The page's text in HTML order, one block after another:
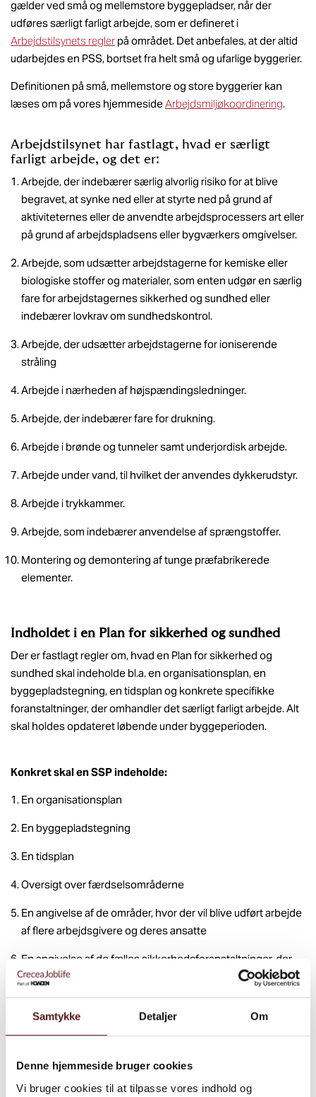
Samtykke Detaljer Om
Denne hjemmeside bruger cookies
Vi bruger cookies til at tilpasse vores indhold og
gælder ved små og mellemstore byggepladser, når der
udføres særligt farligt arbejde, som er defineret i
Arbejdstilsynets regler på området. Det anbefales, at der altid
udarbejdes en PSS, bortset fra helt små og ufarlige byggerier.
Definitionen på små, mellemstore og store byggerier kan
læses om på vores hjemmesideArbejdsmiljøkoordinering.
Arbejdstilsynet har fastlagt, hvad er særligt
farligt arbejde, og det er:
Arbejde, der indebærer særlig alvorlig risiko for at blive
begravet, at synke ned eller at styrte ned på grund af
aktiviteternes eller de anvendte arbejdsprocessers art eller
på grund af arbejdspladsens eller bygværkers omgivelser.
Arbejde, som udsætter arbejdstagerne for kemiske eller
biologiske stoffer og materialer, som enten udgør en særlig
fare for arbejdstagernes sikkerhed og sundhed eller
indebærer lovkrav om sundhedskontrol.
Arbejde, der udsætter arbejdstagerne for ioniserende
stråling
Arbejde i nærheden af højspændingsledninger.
Arbejde, der indebærer fare for drukning.
Arbejde i brønde og tunneler samt underjordisk arbejde.
Arbejde under vand, til hvilket der anvendes dykkerudstyr.
Arbejde i trykkammer.
Arbejde, som indebærer anvendelse af sprængstoffer.
Montering og demontering af tunge præfabrikerede
elementer.
Indholdet i en Plan for sikkerhed og sundhed
Der er fastlagt regler om, hvad en Plan for sikkerhed og
sundhed skal indeholde bl.a. en organisationsplan, en
byggepladstegning, en tidsplan og konkrete specifikke
foranstaltninger, der omhandler det særligt farligt arbejde. Alt
skal holdes opdateret løbende under byggeperioden.
Konkret skal en SSP indeholde:
En organisationsplan
En byggepladstegning
En tidsplan
Oversigt over færdselsområderne
En angivelse af de områder, hvor der vil blive udført arbejde
af flere arbejdsgivere og deres ansatte
En angivelse af de fælles sikkerhedsforanstaltninger, der
etableres i fællesområderne.
særlige risici
sikkerhedsforanstaltninger og eventuelle særlige risici m.v.